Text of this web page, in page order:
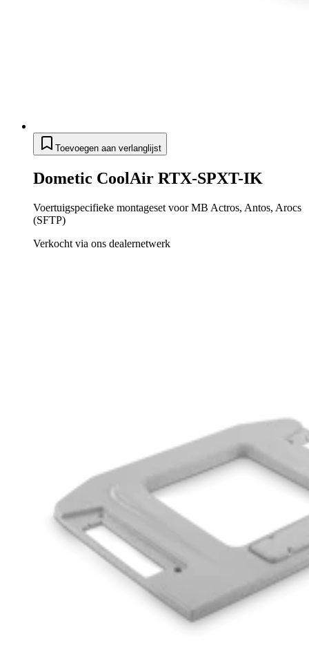
Toevoegen aan verlanglijst
Dometic CoolAir RTX-SPXT-IK
Voertuigspecifieke montageset voor MB Actros, Antos, Arocs
(SFTP)
Verkocht via ons dealernetwerk